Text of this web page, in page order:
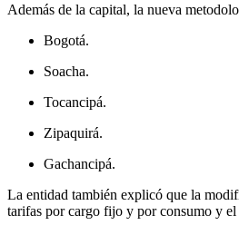
Además de la capital, la nueva
Bogotá.
Soacha.
Tocancipá.
Zipaquirá.
Gachancipá.
La entidad también explicó que la
tarifas por cargo fijo y por consumo y